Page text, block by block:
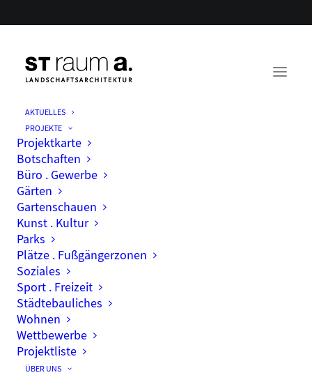
AKTUELLES
PROJEKTE
Projektkarte
Botschaften
Büro . Gewerbe
Gärten
Gartenschauen
Kunst . Kultur
Parks
Plätze . Fußgängerzonen
Soziales
Sport . Freizeit
Städtebauliches
Wohnen
Wettbewerbe
Projektliste
ÜBER UNS
Projektmitarbeit für Bauzeichnen